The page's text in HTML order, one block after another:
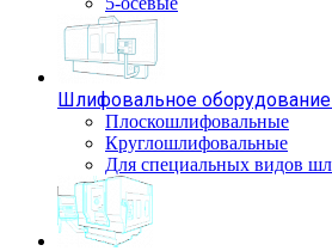
Шлифовальное оборудование
Плоскошлифовальные
Круглошлифовальные
Для специальных видов